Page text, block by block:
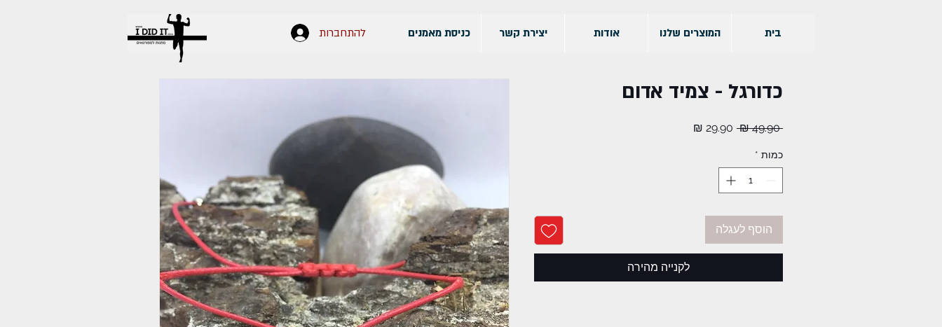
בית המוצרים שלנו אודות יצירת קשר כניסת מאמנים להתחברות
כדורגל - צמיד אדום
‏49.90 ‏₪
מחיר
כמות *
הוסף לעגלה
לקנייה מהירה